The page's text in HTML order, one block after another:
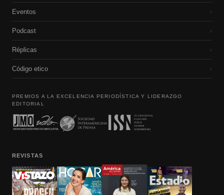
Eventos ›
Podcast ›
Réplicas ›
Código etico ›
PREMIOS A LA EXCELENCIA PERIODÍSTICA Y LIDERAZGO
EDITORIAL
REVISTAS